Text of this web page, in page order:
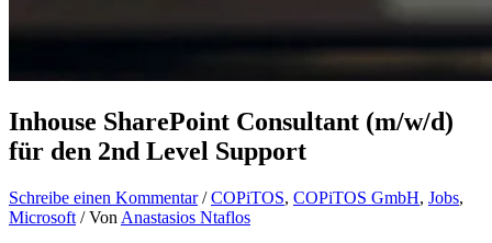
Inhouse SharePoint Consultant (m/w/d)
für den 2nd Level Support
Schreibe einen Kommentar /COPiTOS, COPiTOS GmbH, Jobs,
Microsoft / Von Anastasios Ntaflos